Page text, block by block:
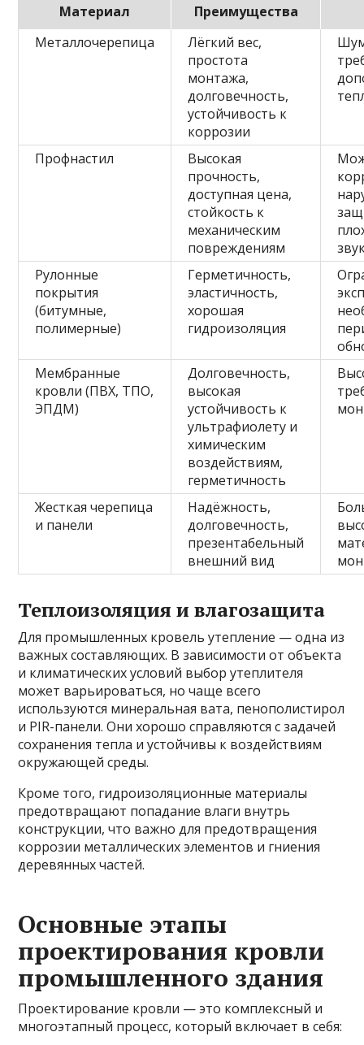
Материал
Преимущества
Металлочерепица
Лёгкий вес,
простота
монтажа,
долговечность,
устойчивость к
коррозии
Профнастил
Высокая
прочность,
доступная цена,
стойкость к
механическим
повреждениям
Рулонные
покрытия
(битумные,
полимерные)
Герметичность,
эластичность,
хорошая
гидроизоляция
Мембранные
кровли (ПВХ, ТПО,
ЭПДМ)
Долговечность,
высокая
устойчивость к
ультрафиолету и
химическим
воздействиям,
герметичность
Жесткая черепица
и панели
Надёжность,
долговечность,
презентабельный
внешний вид
Теплоизоляция и влагозащита
Для промышленных кровель утепление — одна из
важных составляющих. В зависимости от объекта
и климатических условий выбор утеплителя
может варьироваться, но чаще всего
используются минеральная вата, пенополистирол
и PIR-панели. Они хорошо справляются с задачей
сохранения тепла и устойчивы к воздействиям
окружающей среды.
Кроме того, гидроизоляционные материалы
предотвращают попадание влаги внутрь
конструкции, что важно для предотвращения
коррозии металлических элементов и гниения
деревянных частей.
Основные этапы
проектирования кровли
промышленного здания
Проектирование кровли — это комплексный и
многоэтапный процесс, который включает в себя: